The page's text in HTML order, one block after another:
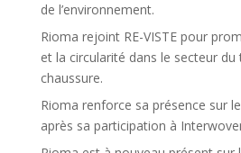
de l’environnement.
Rioma rejoint RE-VISTE pour
et la circularité dans le secteur du
chaussure.
Rioma renforce sa présence sur
après sa participation à